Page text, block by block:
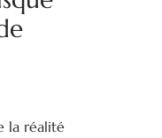
la réalité